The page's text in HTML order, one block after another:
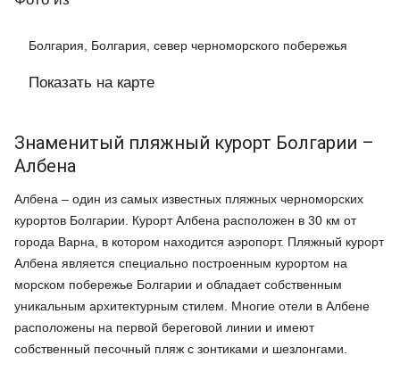
Болгария, Болгария, север черноморского побережья
Показать на карте
Знаменитый пляжный курорт Болгарии –
Албена
Албена – один из самых известных пляжных черноморских
курортов Болгарии. Курорт Албена расположен в 30 км от
города Варна, в котором находится аэропорт. Пляжный курорт
Албена является специально построенным курортом на
морском побережье Болгарии и обладает собственным
уникальным архитектурным стилем. Многие отели в Албене
расположены на первой береговой линии и имеют
собственный песочный пляж с зонтиками и шезлонгами.